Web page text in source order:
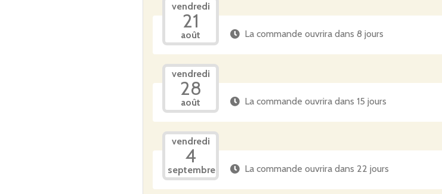
vendredi
21
août La commande ouvrira dans 8 jours
vendredi
28
août La commande ouvrira dans 15 jours
vendredi
4
septembre La commande ouvrira dans 22 jours